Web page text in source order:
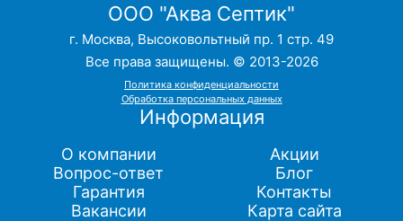
ООО "Аква Септик"
г. Москва, Высоковольтный пр. 1 стр. 49
Все права защищены. © 2013-2026
Политика конфиденциальности
Обработка персональных данных
Информация
О компании
Вопрос-ответ
Гарантия
Вакансии
Акции
Блог
Контакты
Карта сайта